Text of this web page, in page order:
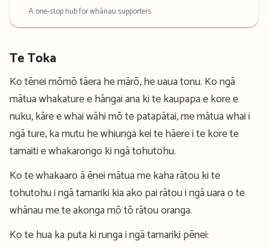
A one-stop hub for whānau supporters
Te Toka
Ko tēnei mōmō tāera he mārō, he uaua tonu. Ko ngā
mātua whakature e hāngai ana ki te kaupapa e kore e
nuku, kāre e whai wāhi mō te patapātai, me mātua whai i
ngā ture, ka mutu he whiunga kei te hāere i te kore te
tamaiti e whakarongo ki ngā tohutohu.
Ko te whakaaro ā ēnei mātua me kaha rātou ki te
tohutohu i ngā tamariki kia ako pai rātou i ngā uara o te
whānau me te akonga mō tō rātou oranga.
Ko te hua ka puta ki runga i ngā tamariki pēnei: